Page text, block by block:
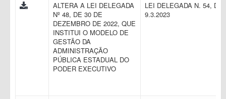
ALTERA A LEI DELEGADA
Nº 48, DE 30 DE
DEZEMBRO DE 2022, QUE
INSTITUI O MODELO DE
GESTÃO DA
ADMINISTRAÇÃO
PÚBLICA ESTADUAL DO
PODER EXECUTIVO
LEI DELEGADA N. 54, DE
9.3.2023